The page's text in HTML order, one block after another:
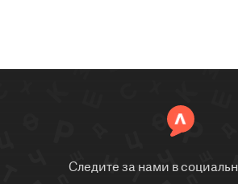
Следите за нами в